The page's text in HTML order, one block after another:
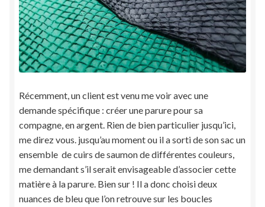
Récemment, un client est venu me voir avec une
demande spécifique : créer une parure pour sa
compagne, en argent. Rien de bien particulier jusqu’ici,
me direz vous. jusqu’au moment ou il a sorti de son sac un
ensemble de cuirs de saumon de différentes couleurs,
me demandant s’il serait envisageable d’associer cette
matière à la parure. Bien sur ! Il a donc choisi deux
nuances de bleu que l’on retrouve sur les boucles